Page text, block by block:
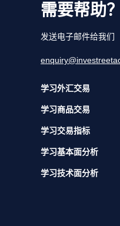
需要帮助？
发送电子邮件给我们
学习外汇交易
学习商品交易
学习交易指标
学习基本面分析
学习技术面分析